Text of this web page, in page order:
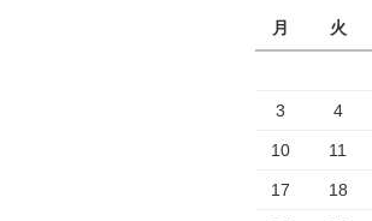
月 火
3 4
10 11
17 18